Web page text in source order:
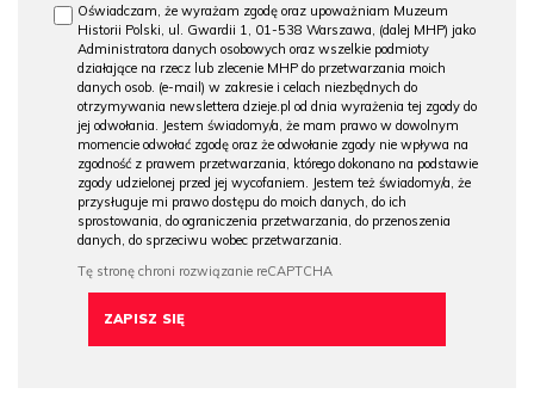
Oświadczam, że wyrażam zgodę oraz upoważniam Muzeum
Historii Polski, ul. Gwardii 1, 01-538 Warszawa, (dalej MHP) jako
Administratora danych osobowych oraz wszelkie podmioty
działające na rzecz lub zlecenie MHP do przetwarzania moich
danych osob. (e-mail) w zakresie i celach niezbędnych do
otrzymywania newslettera dzieje.pl od dnia wyrażenia tej zgody do
jej odwołania. Jestem świadomy/a, że mam prawo w dowolnym
momencie odwołać zgodę oraz że odwołanie zgody nie wpływa na
zgodność z prawem przetwarzania, którego dokonano na podstawie
zgody udzielonej przed jej wycofaniem. Jestem też świadomy/a, że
przysługuje mi prawo dostępu do moich danych, do ich
sprostowania, do ograniczenia przetwarzania, do przenoszenia
danych, do sprzeciwu wobec przetwarzania.